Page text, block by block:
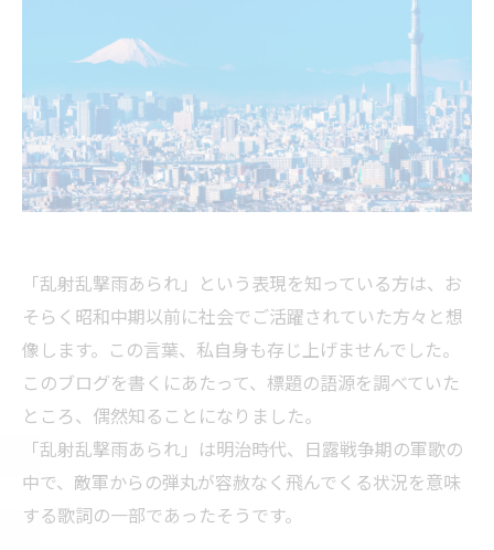
「乱射乱撃雨あられ」という表現を知っている方は、お
そらく昭和中期以前に社会でご活躍されていた方々と想
像します。この言葉、私自身も存じ上げませんでした。
このブログを書くにあたって、標題の語源を調べていた
ところ、偶然知ることになりました。
「乱射乱撃雨あられ」は明治時代、日露戦争期の軍歌の
中で、敵軍からの弾丸が容赦なく飛んでくる状況を意味
する歌詞の一部であったそうです。